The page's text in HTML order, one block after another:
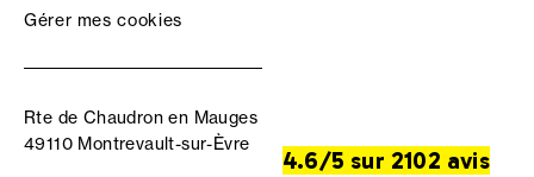
Gérer mes cookies
Rte de Chaudron en Mauges
49110 Montrevault-sur-Èvre
4.6/5 sur 2102 avis